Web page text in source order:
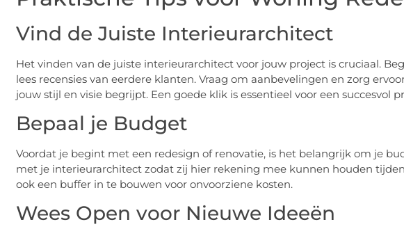
Vind de Juiste Interieurarchitect
Het vinden van de juiste interieurarchitect voor jouw project is cruciaal.
lees recensies van eerdere klanten. Vraag om aanbevelingen en zorg
jouw stijl en visie begrijpt. Een goede klik is essentieel voor een succesvol
Bepaal je Budget
Voordat je begint met een redesign of renovatie, is het belangrijk om je
met je interieurarchitect zodat zij hier rekening mee kunnen houden
ook een buffer in te bouwen voor onvoorziene kosten.
Wees Open voor Nieuwe Ideeën